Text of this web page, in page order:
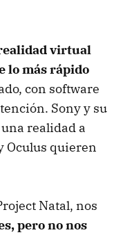
virtual
lo más rápido
con software
Sony y su
realidad a
Oculus quieren
Natal, nos
pero no nos